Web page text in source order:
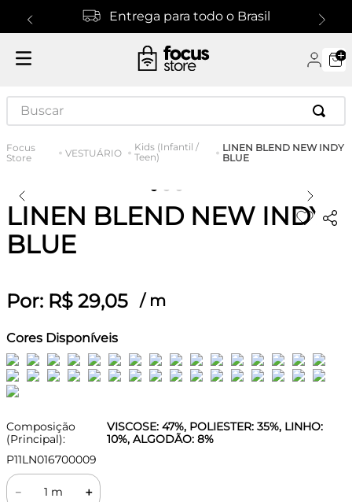
Entrega para todo o Brasil
Buscar
VESTUÁRIO
Kids (Infantil /
Teen)
LINEN BLEND NEW INDY
BLUE
LINEN BLEND NEW INDY
BLUE
Por: R$ 29,05 / m
Cores Disponíveis
Composição
(Principal):
VISCOSE: 47%, POLIESTER: 35%, LINHO:
10%, ALGODÃO: 8%
P11LN016700009
＋
－